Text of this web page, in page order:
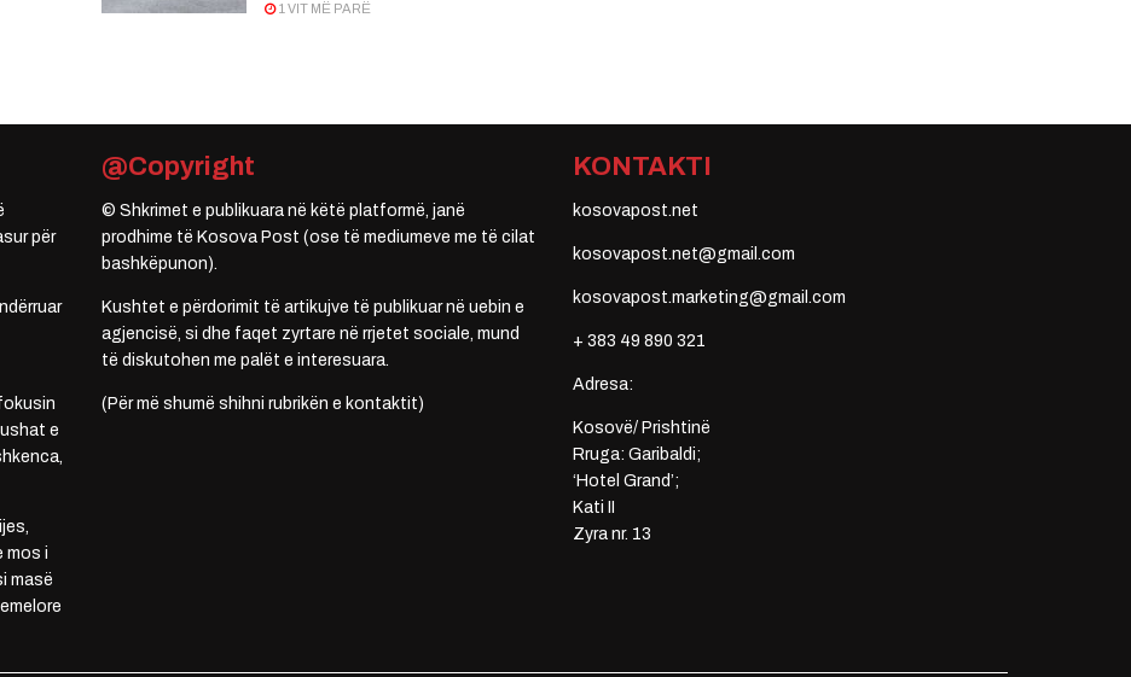
1 VIT MË PARË
për
e
mos i
masë
@Copyright
© Shkrimet e publikuara në këtë platformë, janë
prodhime të Kosova Post (ose të mediumeve me të cilat
bashkëpunon).
Kushtet e përdorimit të artikujve të publikuar në uebin e
agjencisë, si dhe faqet zyrtare në rrjetet sociale, mund
të diskutohen me palët e interesuara.
(Për më shumë shihni rubrikën e kontaktit)
KONTAKTI
kosovapost.net
kosovapost.net@gmail.com
kosovapost.marketing@gmail.com
+ 383 49 890 321
Adresa:
Kosovë/ Prishtinë
Rruga: Garibaldi;
‘Hotel Grand’;
Kati II
Zyra nr. 13